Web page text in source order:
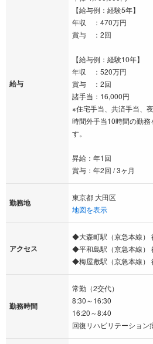
給与
【給与例：経験5年】
年収 ：470万円
賞与 ：2回
【給与例：経験10年】
年収 ：520万円
賞与 ：2回
諸手当：16,000円
※住宅手当、共済手当、
時間外手当10時間の勤
す。
昇給：年1回
賞与：年2回 / 3ヶ月
勤務地
東京都 大田区
地図を表示
アクセス
◆大森町駅（京急本線）
◆平和島駅（京急本線）
◆梅屋敷駅（京急本線）
勤務時間
常勤（2交代）
8:30～16:30
16:20～8:40
回復リハビリテーション